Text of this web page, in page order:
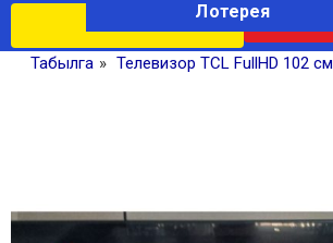
Лотерея
Табылга » Телевизор TCL FullHD 102 см